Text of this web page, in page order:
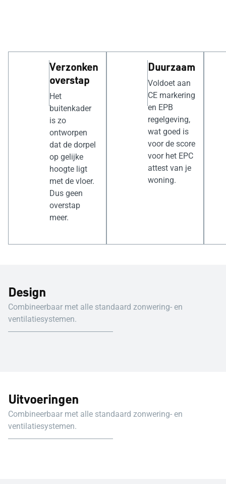
Verzonken
overstap
Het
buitenkader
is zo
ontworpen
dat de dorpel
op gelijke
hoogte ligt
met de vloer.
Dus geen
overstap
meer.
Duurzaam
Voldoet aan
CE markering
en EPB
regelgeving,
wat goed is
voor de score
voor het EPC
attest van je
woning.
Design
Combineerbaar met alle standaard zonwering- en
ventilatiesystemen.
Uitvoeringen
Combineerbaar met alle standaard zonwering- en
ventilatiesystemen.